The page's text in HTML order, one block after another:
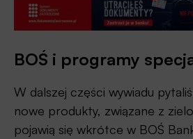
BOŚ i programy
W dalszej części wywiadu
nowe produkty, związane z
pojawią się wkrótce w BOŚ